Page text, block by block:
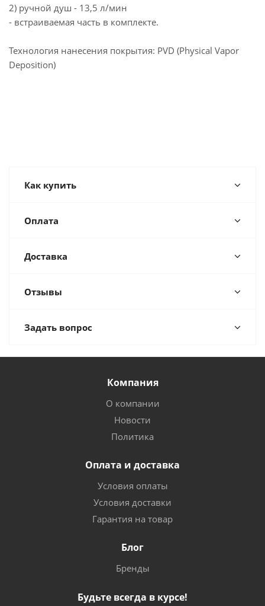
2) ручной душ - 13,5 л/мин
- встраиваемая часть в комплекте.
Технология нанесения покрытия: PVD (Physical Vapor
Deposition)
Как купить
Оплата
Доставка
Отзывы
Задать вопрос
Компания
О компании
Новости
Политика
Оплата и доставка
Условия оплаты
Условия доставки
Гарантия на товар
Блог
Бренды
Будьте всегда в курсе!